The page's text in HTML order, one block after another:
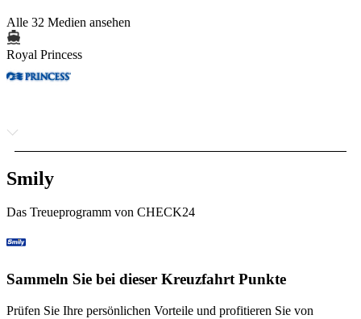
Alle 32 Medien ansehen
Royal Princess
Smily
Das Treueprogramm von CHECK24
Sammeln Sie bei dieser Kreuzfahrt Punkte
Prüfen Sie Ihre persönlichen Vorteile und profitieren Sie von